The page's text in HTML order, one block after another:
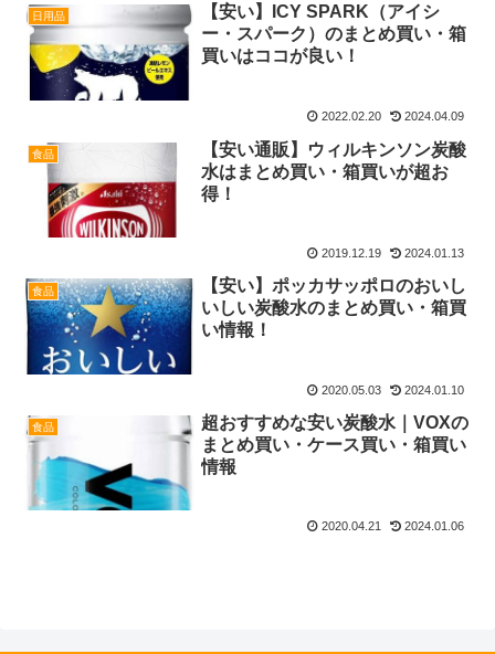
日用品
【安い】ICY SPARK（アイシ
ー・スパーク）のまとめ買い・箱
買いはココが良い！
2022.02.20 2024.04.09
食品
【安い通販】ウィルキンソン炭酸
水はまとめ買い・箱買いが超お
得！
2019.12.19 2024.01.13
食品
【安い】ポッカサッポロのおいし
いしい炭酸水のまとめ買い・箱買
い情報！
2020.05.03 2024.01.10
食品
超おすすめな安い炭酸水｜VOXの
まとめ買い・ケース買い・箱買い
情報
2020.04.21 2024.01.06